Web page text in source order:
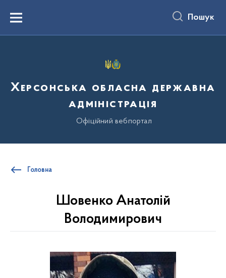
вмістуMenu Пошук
Херсонська обласна державна
адміністрація
Офіційний вебпортал
Головна
Шовенко Анатолій
Володимирович